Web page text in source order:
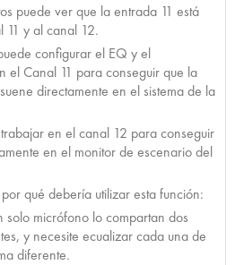
puede ver que la entrada 11 está
11 y al canal 12.
configurar el EQ y el
el Canal 11 para conseguir que la
directamente en el sistema de la
en el canal 12 para conseguir
en el monitor de escenario del
qué debería utilizar esta función:
solo micrófono lo compartan dos
y necesite ecualizar cada una de
diferente.